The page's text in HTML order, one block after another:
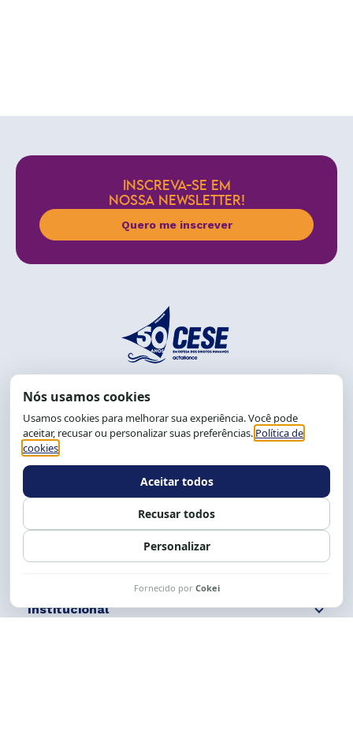
INSCREVA-SE EM
NOSSA NEWSLETTER!
Quero me inscrever
End.: R. da Graça, 150. Graça
CEP: 40.150-055
Salvador-BA, Brasil.
Tel.: (71) 2104-5457, Cel.: (71) 9 9239-2104 ou 2105
Expediente: 8h às 12h e 13 às 17h.
Siga nossas redes Fale conosco
Institucional